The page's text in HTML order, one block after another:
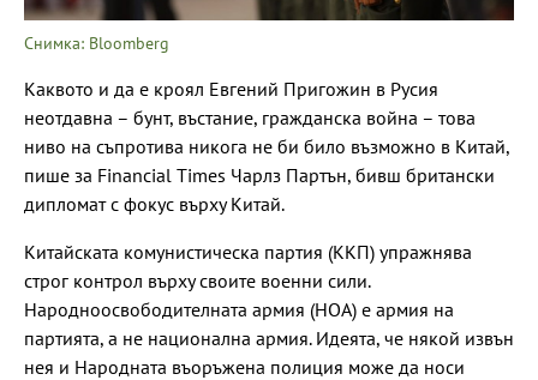
Снимка: Bloomberg
Каквото и да е кроял Евгений Пригожин в Русия
неотдавна – бунт, въстание, гражданска война – това
ниво на съпротива никога не би било възможно в Китай,
пише за Financial Times Чарлз Партън, бивш британски
дипломат с фокус върху Китай.
Китайската комунистическа партия (ККП) упражнява
строг контрол върху своите военни сили.
Народноосвободителната армия (НОА) е армия на
партията, а не национална армия. Идеята, че някой извън
нея и Народната въоръжена полиция може да носи